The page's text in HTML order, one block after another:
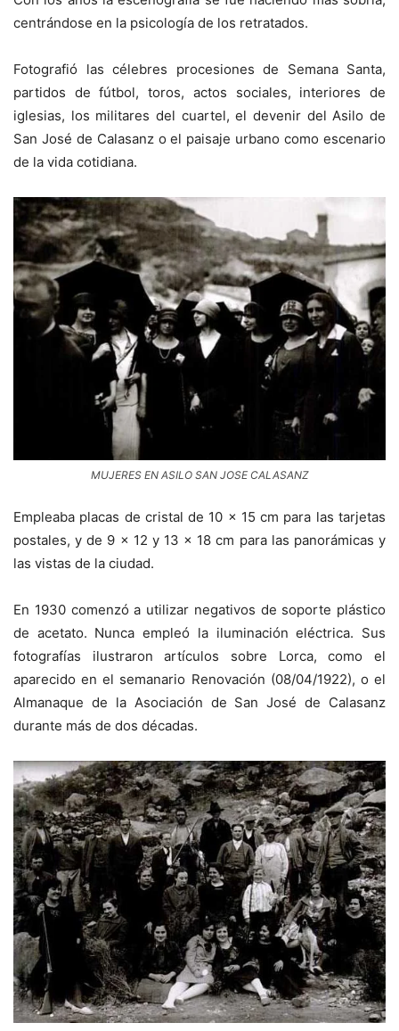
centrándose en la psicología de los retratados.
Fotografió las célebres procesiones de Semana Santa,
partidos de fútbol, toros, actos sociales, interiores de
iglesias, los militares del cuartel, el devenir del Asilo de
San José de Calasanz o el paisaje urbano como escenario
de la vida cotidiana.
MUJERES EN ASILO SAN JOSE CALASANZ
Empleaba placas de cristal de 10 × 15 cm para las tarjetas
postales, y de 9 × 12 y 13 × 18 cm para las panorámicas y
las vistas de la ciudad.
En 1930 comenzó a utilizar negativos de soporte plástico
de acetato. Nunca empleó la iluminación eléctrica. Sus
fotografías ilustraron artículos sobre Lorca, como el
aparecido en el semanario Renovación (08/04/1922), o el
Almanaque de la Asociación de San José de Calasanz
durante más de dos décadas.